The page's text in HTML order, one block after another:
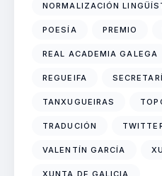
NORMALIZACIÓN
POESÍA PREMIO
REAL ACADEMIA GALEGA
REGUEIFA
TANXUGUEIRAS
TRADUCIÓN
VALENTÍN GARCÍA